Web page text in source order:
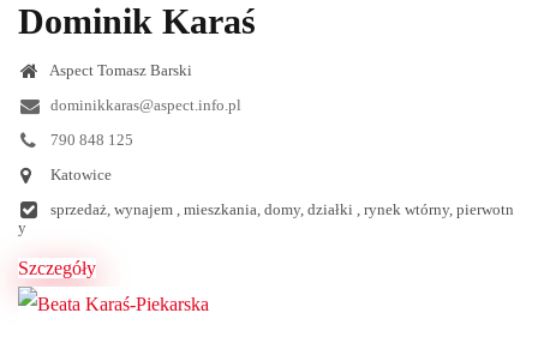
Dominik Karaś
Aspect Tomasz Barski
dominikkaras@aspect.info.pl
790 848 125
Katowice
sprzedaż, wynajem , mieszkania, domy, działki , rynek wtórny, pierwotn
y
Szczegóły